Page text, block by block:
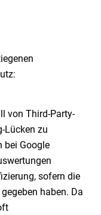
von Third-Party-
Lücken zu
bei Google
sofern die
haben. Da